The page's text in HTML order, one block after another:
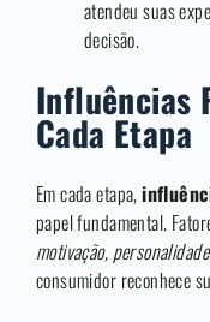
atendeu suas
decisão.
Influências
Cada Etapa
Em cada etapa,
papel fundamental.
motivação,
consumidor reconhece